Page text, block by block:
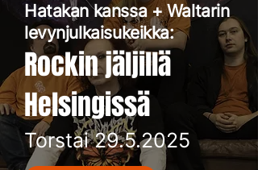
Hatakan kanssa + Waltarin
levynjulkaisukeikka:
Rockin jäljillä
Helsingissä
Torstai29.5.2025